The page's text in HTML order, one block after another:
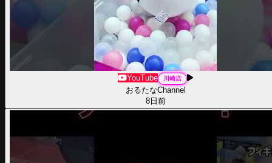
YouTube 川崎店
おるたなChannel
8日前